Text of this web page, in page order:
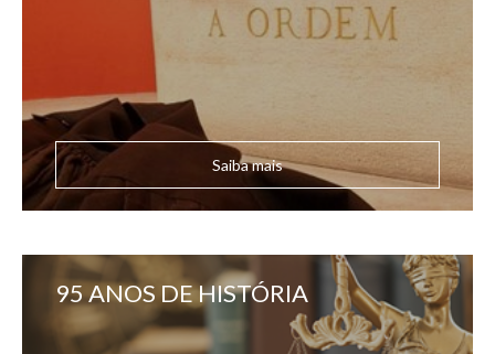
Saiba mais
95 ANOS DE HISTÓRIA